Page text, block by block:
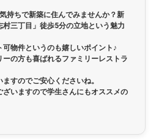
持ちで新築に住んでみませんか？新
三丁目」徒歩5分の立地という魅力
可物件というのも嬉しいポイント♪
の方も喜ばれるファミリーレストラ
すのでご安心くださいね。
ざいますので学生さんにもオススメの